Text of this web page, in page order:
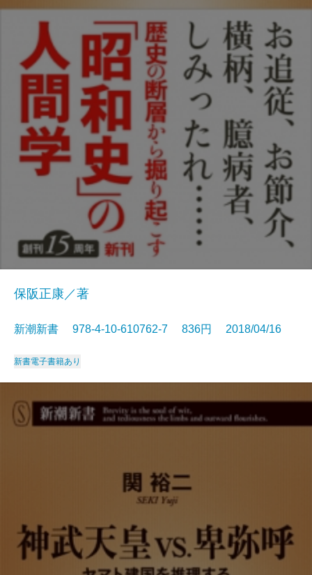
保阪正康／著
新潮新書 978-4-10-610762-7 836円 2018/04/16
新書電子書籍あり